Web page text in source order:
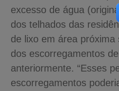
excesso de água
dos telhados das
de lixo em área próxima
dos escorregamentos
anteriormente. “Esses
escorregamentos